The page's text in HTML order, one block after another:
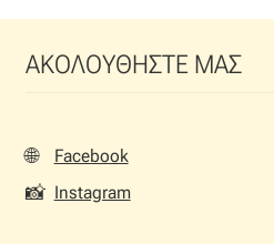
ΑΚΟΛΟΥΘΗΣΤΕ ΜΑΣ
🌐 Facebook
📸 Instagram